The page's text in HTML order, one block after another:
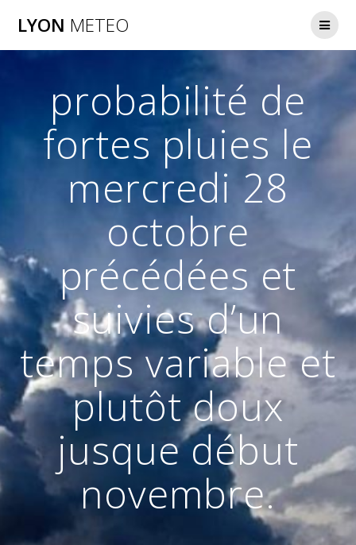
LYON METEO
probabilité de
fortes pluies le
mercredi 28
octobre
précédées et
suivies d’un
temps variable et
plutôt doux
jusque début
novembre.